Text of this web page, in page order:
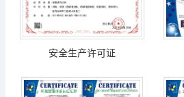
安全生产许可证